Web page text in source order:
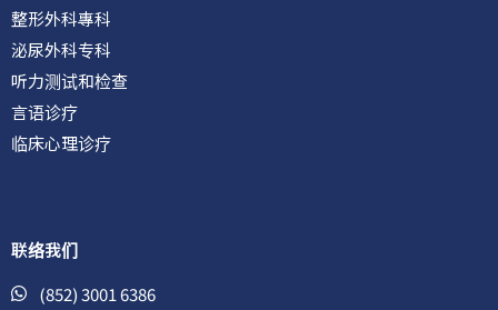
整形外科專科
泌尿外科专科
听力测试和检查
言语诊疗
临床心理诊疗
联络我们
(852) 3001 6386